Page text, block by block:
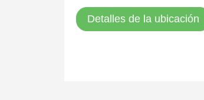
Detalles de la ubicación